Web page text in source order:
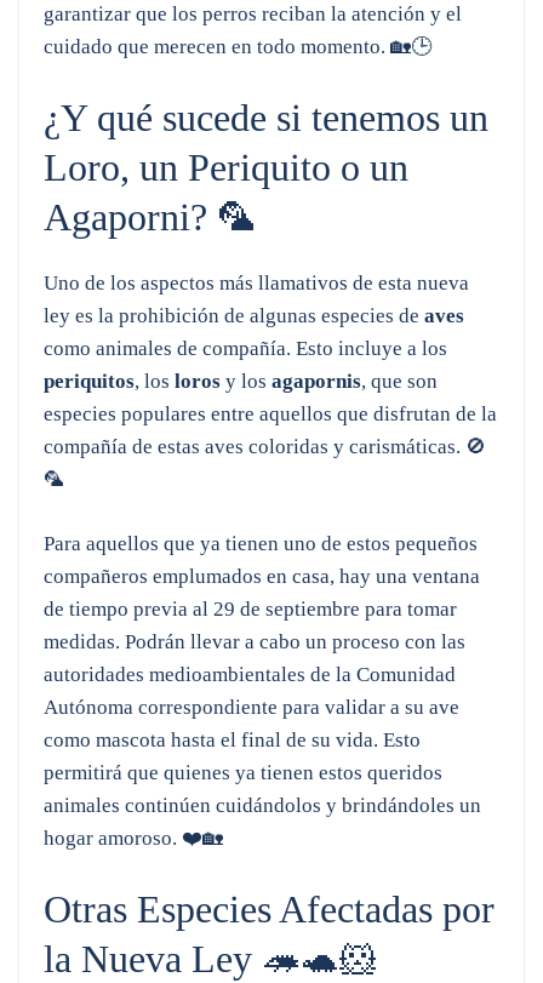
garantizar que los perros reciban la atención y el
cuidado que merecen en todo momento. 🏡🕒
¿Y qué sucede si tenemos un
Loro, un Periquito o un
Agaporni? 🦜
Uno de los aspectos más llamativos de esta nueva
ley es la prohibición de algunas especies de aves
como animales de compañía. Esto incluye a los
periquitos, los loros y los agapornis, que son
especies populares entre aquellos que disfrutan de la
compañía de estas aves coloridas y carismáticas. 🚫
🦜
Para aquellos que ya tienen uno de estos pequeños
compañeros emplumados en casa, hay una ventana
de tiempo previa al 29 de septiembre para tomar
medidas. Podrán llevar a cabo un proceso con las
autoridades medioambientales de la Comunidad
Autónoma correspondiente para validar a su ave
como mascota hasta el final de su vida. Esto
permitirá que quienes ya tienen estos queridos
animales continúen cuidándolos y brindándoles un
hogar amoroso. ❤️🏡
Otras Especies Afectadas por
la Nueva Ley 🦔🐢🐹